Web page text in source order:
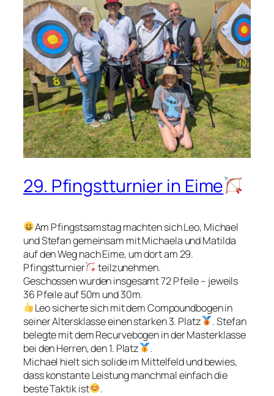
29. Pfingstturnier in Eime
Am Pfingstsamstag machten sich Leo, Michael
und Stefan gemeinsam mit Michaela und Matilda
auf den Weg nach Eime, um dort am 29.
Pfingstturnier
teilzunehmen.
Geschossen wurden insgesamt 72 Pfeile – jeweils
36 Pfeile auf 50m und 30m.
Leo sicherte sich mit dem Compoundbogen in
seiner Altersklasse einen starken 3. Platz
. Stefan
belegte mit dem Recurvebogen in der Masterklasse
bei den Herren, den 1. Platz
.
Michael hielt sich solide im Mittelfeld und bewies,
dass konstante Leistung manchmal einfach die
beste Taktik ist
.